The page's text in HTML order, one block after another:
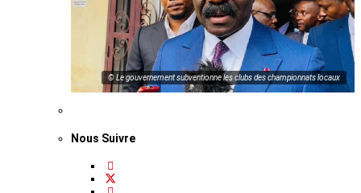
© Le gouvernement subventionne les clubs des championnats locaux
Nous Suivre